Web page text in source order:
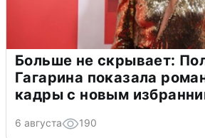
Больше не скрывает:
Гагарина показала
кадры с новым
6 августа 190